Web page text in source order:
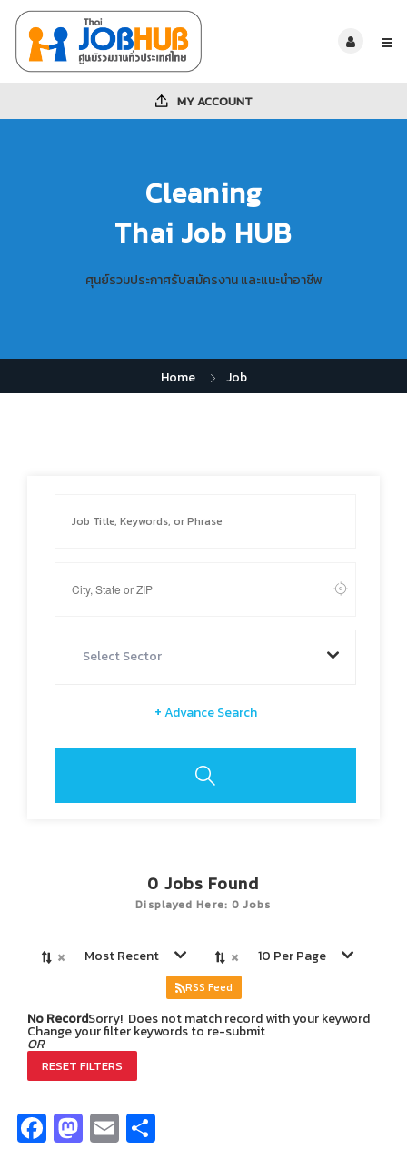
MY ACCOUNT
Cleaning
Thai Job HUB
ศุนย์รวมประกาศรับสมัครงาน และแนะนำอาชีพ
Home Job
Select Sector
+Advance Search
0 Jobs Found
Displayed Here: 0 Jobs
× Most Recent × 10 Per Page
RSS Feed
No RecordSorry! Does not match record with your keyword
Change your filter keywords to re-submit
OR
RESET FILTERS
Facebook
Mastodon
Email